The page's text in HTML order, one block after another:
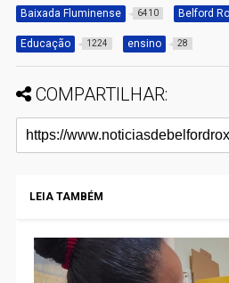
Baixada Fluminense 6410 Belford
Educação 1224 ensino 28
COMPARTILHAR:
LEIA TAMBÉM